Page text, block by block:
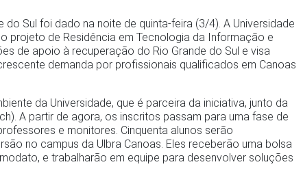
Sul foi dado na noite de quinta-feira (3/4). A Universidade
projeto de Residência em Tecnologia da Informação e
de apoio à recuperação do Rio Grande do Sul e visa
demanda por profissionais qualificados em Canoas
da Universidade, que é parceira da iniciativa, junto da
A partir de agora, os inscritos passam para uma fase de
e monitores. Cinquenta alunos serão
no campus da Ulbra Canoas. Eles receberão uma bolsa
e trabalharão em equipe para desenvolver soluções